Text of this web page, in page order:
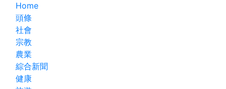
Home
頭條
社會
宗教
農業
綜合新聞
健康